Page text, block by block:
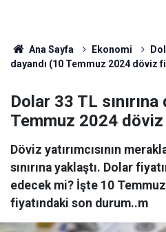
Ana Sayfa Ekonomi
dayandı (10 Temmuz 2024 döviz
Dolar 33 TL sınırına
Temmuz 2024
Döviz yatırımcısının
sınırına yaklaştı. Dolar
edecek mi? İşte 10
fiyatındaki son durum..m